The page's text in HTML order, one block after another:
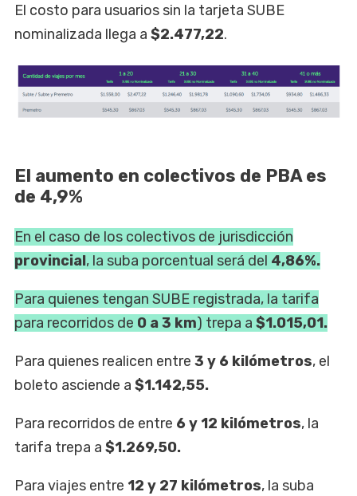
El costo para usuarios sin la tarjeta SUBE
nominalizada llega a $2.477,22.
El aumento en colectivos de PBA es
de 4,9%
En el caso de los colectivos de jurisdicción
provincial, la suba porcentual será del 4,86%.
Para quienes tengan SUBE registrada, la tarifa
para recorridos de 0 a 3 km) trepa a $1.015,01.
Para quienes realicen entre 3 y 6 kilómetros, el
boleto asciende a $1.142,55.
Para recorridos de entre 6 y 12 kilómetros, la
tarifa trepa a $1.269,50.
Para viajes entre 12 y 27 kilómetros, la suba